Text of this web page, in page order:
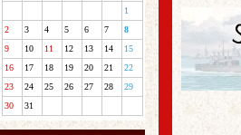
1
2
3 4 5 6 7
8
9
10 11 12 13 14
15
16
17 18 19 20 21
22
23
24 25 26 27 28
29
30
31